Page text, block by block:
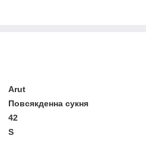
Arut
Повсякденна сукня
42
S